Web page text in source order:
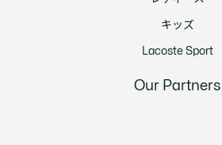
キッズ
Lacoste Sport
Our Partners